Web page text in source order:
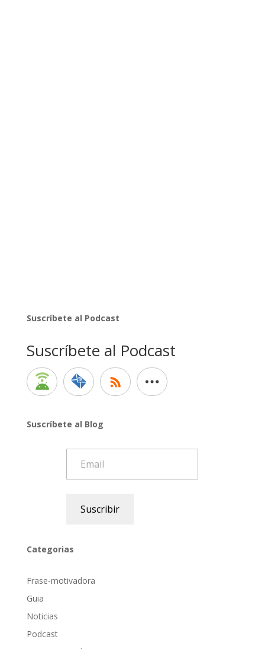
Suscríbete al Podcast
Suscríbete al Podcast
Suscríbete al Blog
Suscribir
Categorias
Frase-motivadora
Guia
Noticias
Podcast